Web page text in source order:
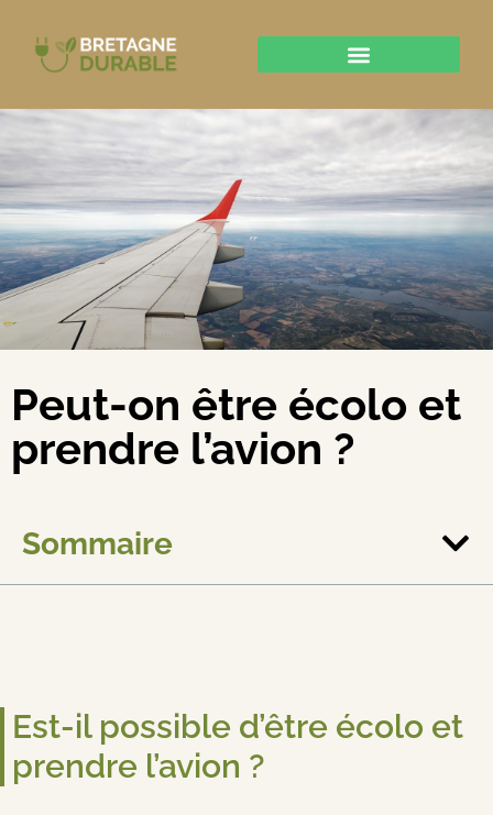
Peut-on être écolo et
prendre l’avion ?
Sommaire
Est-il possible d’être écolo et
prendre l’avion ?